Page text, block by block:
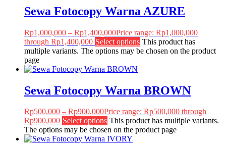
Sewa Fotocopy Warna AZURE
Rp1,000,000 – Rp1,400,000Price range: Rp1,000,000
through Rp1,400,000 Select options This product has
multiple variants. The options may be chosen on the product
page
Sewa Fotocopy Warna BROWN
Rp500,000 – Rp900,000Price range: Rp500,000 through
Rp900,000 Select options This product has multiple variants.
The options may be chosen on the product page